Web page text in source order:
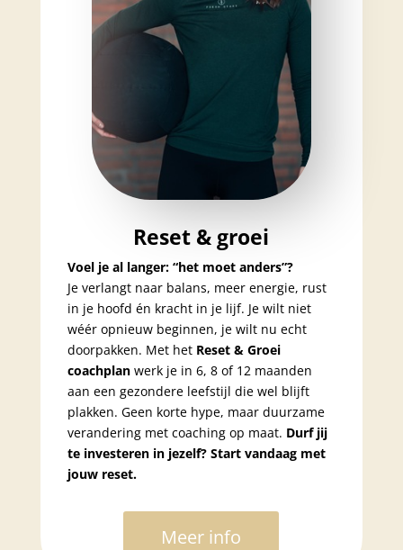
Reset & groei
Voel je al langer: “het moet anders”?
Je verlangt naar balans, meer energie, rust
in je hoofd én kracht in je lijf. Je wilt niet
wéér opnieuw beginnen, je wilt nu echt
doorpakken. Met het Reset & Groei
coachplanwerk je in 6, 8 of 12 maanden
aan een gezondere leefstijl die wel blijft
plakken. Geen korte hype, maar duurzame
verandering met coaching op maat. Durf jij
te investeren in jezelf? Start vandaag met
jouw reset.
Meer info